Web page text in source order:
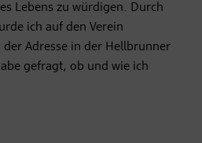
Lebens zu würdigen. Durch
ich auf den Verein
Adresse in der Hellbrunner
gefragt, ob und wie ich